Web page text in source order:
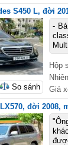
S450 L, đời
-
Hộp
Giá
So sánh
đời 2008,